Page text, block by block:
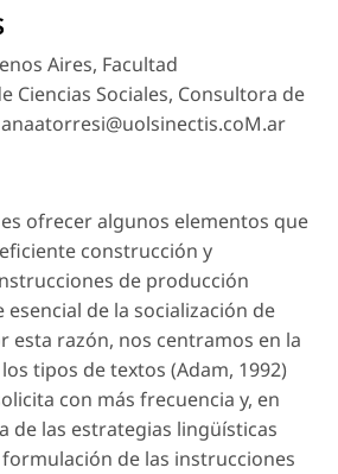
Aires, Facultad
Ciencias Sociales, Consultora de
anaatorresi@uolsinectis.coM.ar
ofrecer algunos elementos que
construcción y
de producción
de la socialización de
esta razón, nos centramos en la
tipos de textos (Adam, 1992)
con más frecuencia y, en
de las estrategias lingüísticas
de las instrucciones